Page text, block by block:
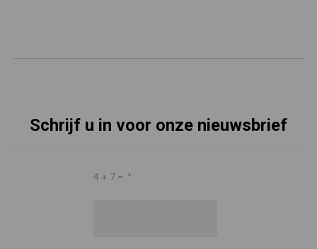
Schrijf u in voor onze nieuwsbrief
4 + 7 = *